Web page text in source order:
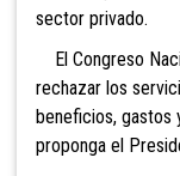
sector privado.
El Congreso
rechazar los
beneficios, gastos
proponga el